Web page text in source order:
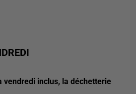
vendredi inclus, la déchetterie